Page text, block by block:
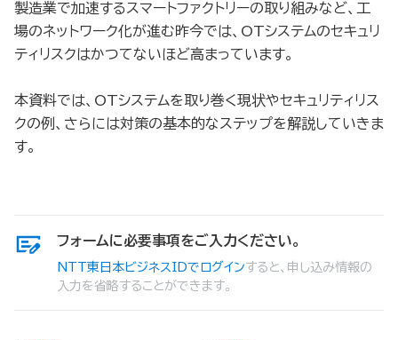
製造業で加速するスマートファクトリーの取り組みなど、工
場のネットワーク化が進む昨今では、OTシステムのセキュリ
ティリスクはかつてないほど高まっています。
本資料では、OTシステムを取り巻く現状やセキュリティリス
クの例、さらには対策の基本的なステップを解説していきま
す。
フォームに必要事項をご入力ください。
NTT東日本ビジネスIDでログインすると、申し込み情報の
入力を省略することができます。